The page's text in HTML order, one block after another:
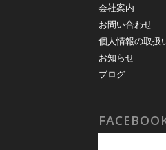
会社案内
お問い合わせ
個人情報の取扱
お知らせ
ブログ